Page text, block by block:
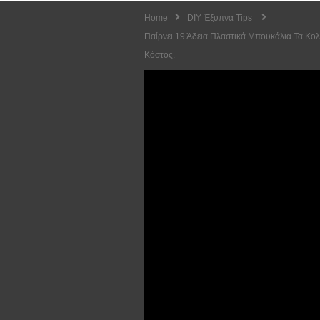
Home
DIY Έξυπνα Tips
Παίρνει 19 Άδεια Πλαστικά Μπουκάλια Τα
Κόστος.